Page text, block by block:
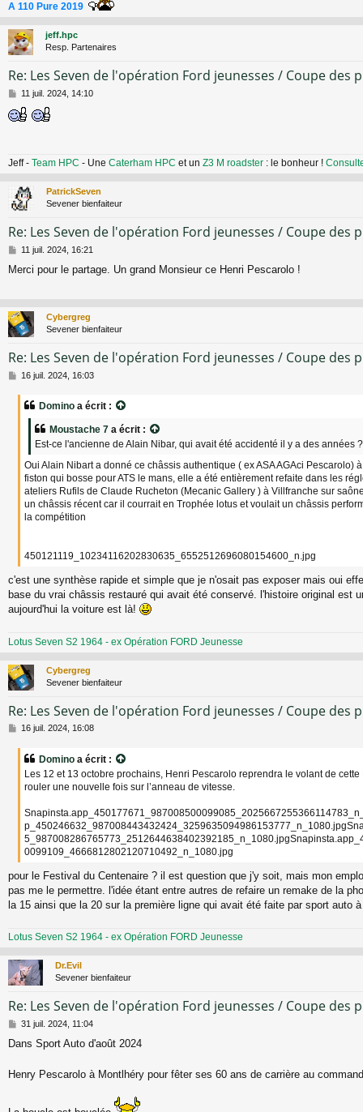
A 110 Pure 2019
jeff.hpc
Resp. Partenaires
Re: Les Seven de l'opération Ford jeunesses / Coupe des
M
s
e
11 juil. 2024, 14:10
Jeff - Team HPC - Une Caterham HPC et un Z3 M roadster : le bonheur !
PatrickSeven
Sevener bienfaiteur
Re: Les Seven de l'opération Ford jeunesses / Coupe des
M
s
g
e
11 juil. 2024, 16:21
Merci pour le partage. Un grand Monsieur ce Henri Pescarolo !
Cybergreg
Sevener bienfaiteur
Re: Les Seven de l'opération Ford jeunesses / Coupe des
M16 juil. 2024, 16:03
Domino a écrit :
Moustache 7 a écrit :
Est-ce l'ancienne de Alain Nibar, qui avait été accidenté il y a des années ?
Oui Alain Nibart a donné ce châssis authentique ( ex ASA AGAci Pescarolo)
fiston qui bosse pour ATS le mans, elle a été entièrement refaite dans les
ateliers Rufils de Claude Rucheton (Mecanic Gallery ) à Villfranche sur
un châssis récent car il courrait en Trophée lotus et voulait un châssis
la compétition
450121119_10234116202830635_6552512696080154600_n.jpg
c'est une synthèse rapide et simple que je n'osait pas exposer mais oui
base du vrai châssis restauré qui avait été conservé. l'histoire original est
aujourd'hui la voiture est là!
Lotus Seven S2 1964 - ex Opération FORD Jeunesse
Cybergreg
Sevener bienfaiteur
Re: Les Seven de l'opération Ford jeunesses / Coupe des
M16 juil. 2024, 16:08
Domino a écrit :
Les 12 et 13 octobre prochains, Henri Pescarolo reprendra le volant de
rouler une nouvelle fois sur l’anneau de vitesse.
0099109_4666812802120710492_n_1080.jpg
pour le Festival du Centenaire ? il est question que j'y soit, mais mon
pas me le permettre. l'idée étant entre autres de refaire un remake de la
la 15 ainsi que la 20 sur la première ligne qui avait été faite par sport auto à
Lotus Seven S2 1964 - ex Opération FORD Jeunesse
Dr.Evil
Sevener bienfaiteur
Re: Les Seven de l'opération Ford jeunesses / Coupe des
M
s
a
31 juil. 2024, 11:04
Dans Sport Auto d'août 2024
Henry Pescarolo à Montlhéry pour fêter ses 60 ans de carrière au